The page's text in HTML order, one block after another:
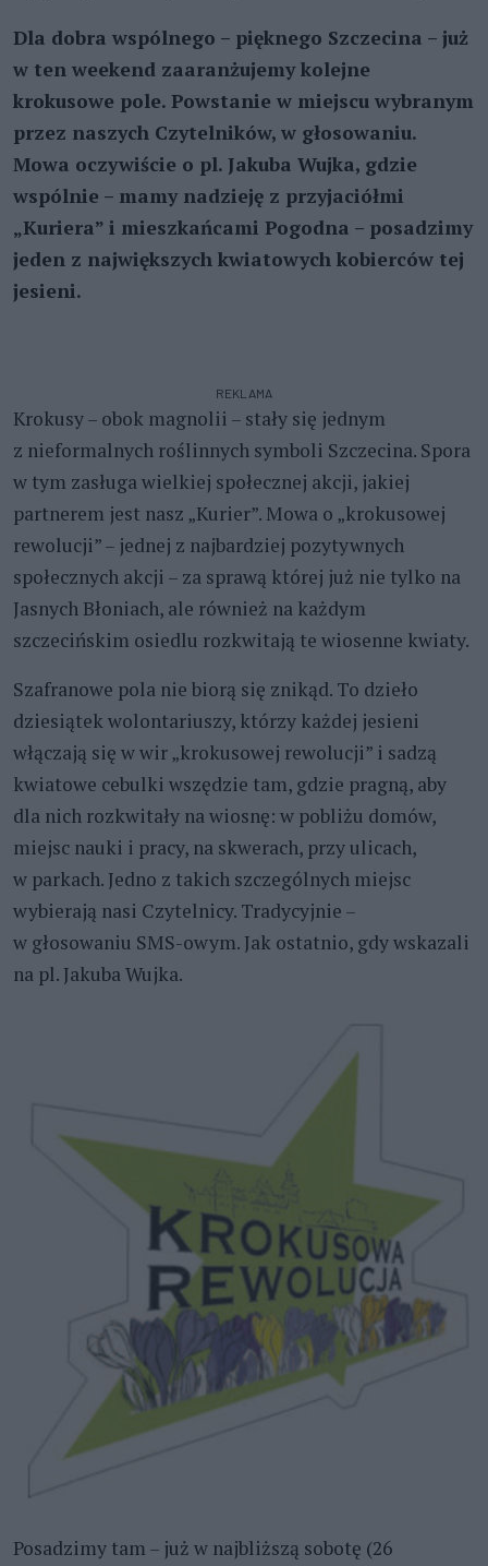
Dla dobra wspólnego – pięknego Szczecina – już
w ten weekend zaaranżujemy kolejne
krokusowe pole. Powstanie w miejscu wybranym
przez naszych Czytelników, w głosowaniu.
Mowa oczywiście o pl. Jakuba Wujka, gdzie
wspólnie – mamy nadzieję z przyjaciółmi
„Kuriera” i mieszkańcami Pogodna – posadzimy
jeden z największych kwiatowych kobierców tej
jesieni.
REKLAMA
Krokusy – obok magnolii – stały się jednym
z nieformalnych roślinnych symboli Szczecina. Spora
w tym zasługa wielkiej społecznej akcji, jakiej
partnerem jest nasz „Kurier”. Mowa o „krokusowej
rewolucji” – jednej z najbardziej pozytywnych
społecznych akcji – za sprawą której już nie tylko na
Jasnych Błoniach, ale również na każdym
szczecińskim osiedlu rozkwitają te wiosenne kwiaty.
Szafranowe pola nie biorą się znikąd. To dzieło
dziesiątek wolontariuszy, którzy każdej jesieni
włączają się w wir „krokusowej rewolucji” i sadzą
kwiatowe cebulki wszędzie tam, gdzie pragną, aby
dla nich rozkwitały na wiosnę: w pobliżu domów,
miejsc nauki i pracy, na skwerach, przy ulicach,
w parkach. Jedno z takich szczególnych miejsc
wybierają nasi Czytelnicy. Tradycyjnie –
w głosowaniu SMS-owym. Jak ostatnio, gdy wskazali
na pl. Jakuba Wujka.
Posadzimy tam – już w najbliższą sobotę (26